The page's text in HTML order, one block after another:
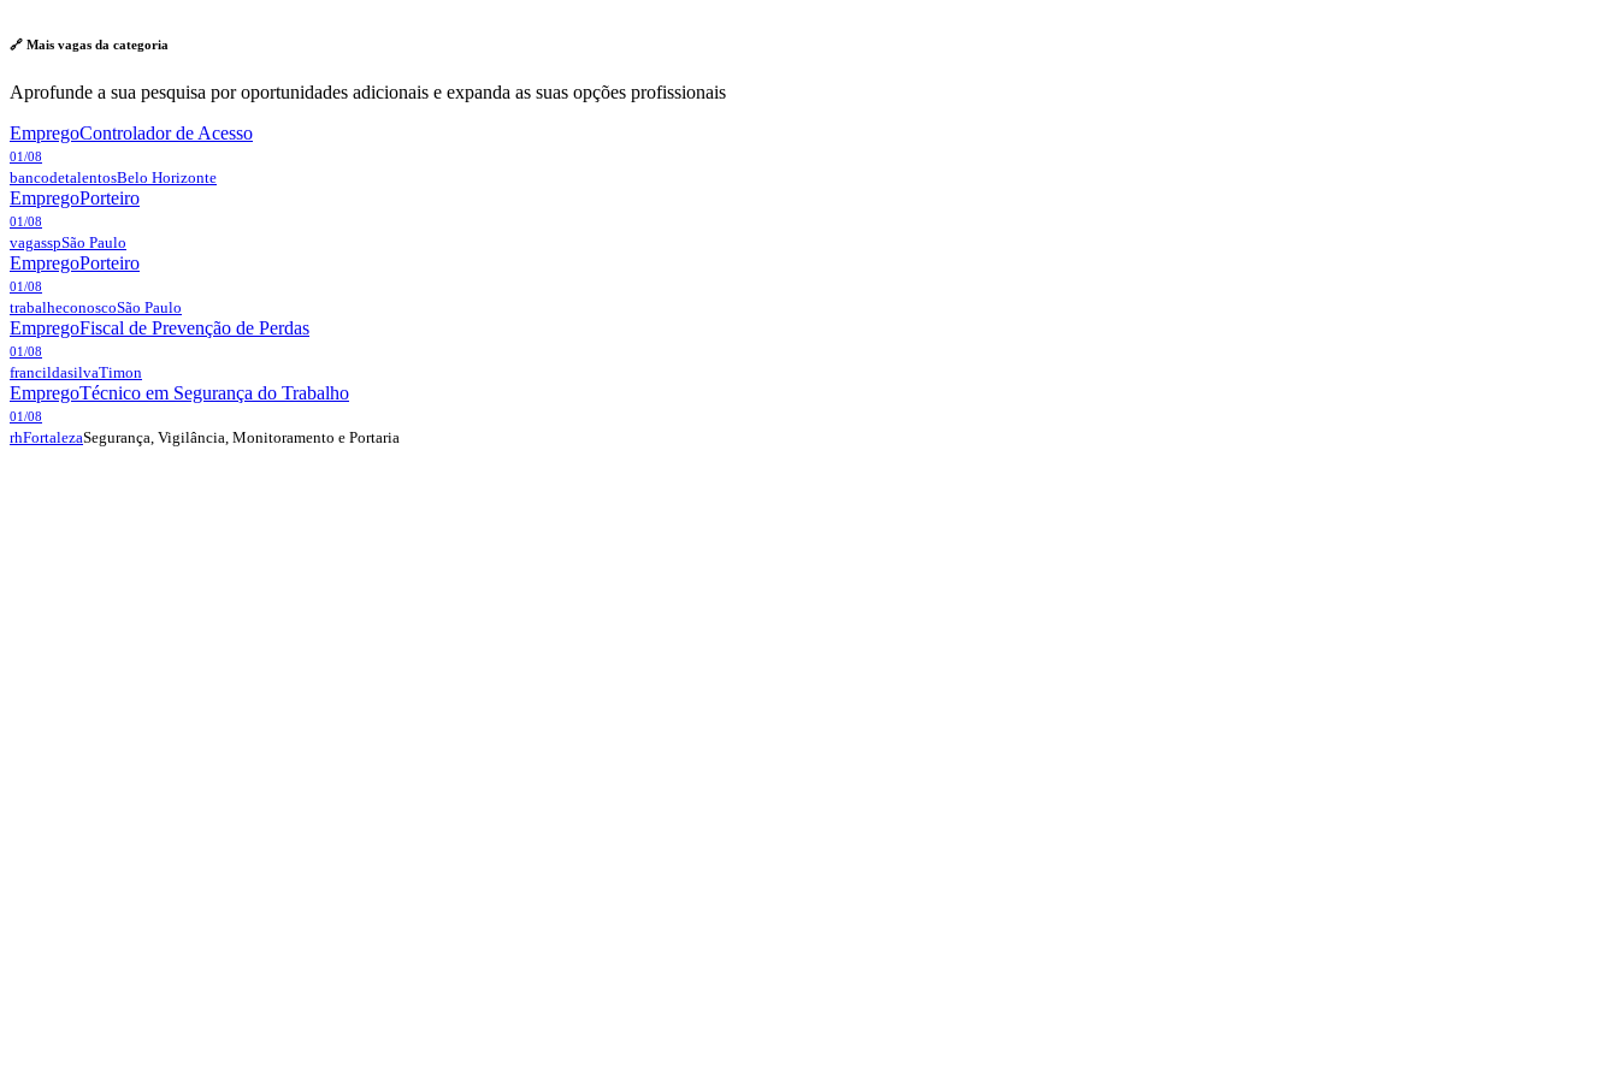
🔗 Mais vagas da categoria
Aprofunde a sua pesquisa por oportunidades adicionais e expanda as suas opções profissionais
EmpregoControlador de Acesso
01/08
bancodetalentosBelo Horizonte
EmpregoPorteiro
01/08
vagasspSão Paulo
EmpregoPorteiro
01/08
trabalheconoscoSão Paulo
EmpregoFiscal de Prevenção de Perdas
01/08
francildasilvaTimon
EmpregoTécnico em Segurança do Trabalho
01/08
rhFortalezaSegurança, Vigilância, Monitoramento e Portaria